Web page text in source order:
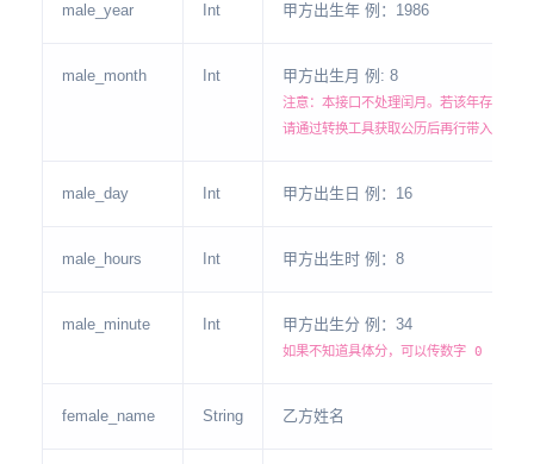
male_year Int 甲方出生年 例：1986
male_month Int 甲方出生月 例: 8
注意：本接口不处理闰月。若该年存在闰
请通过转换工具获取公历后再行带入。
male_day Int 甲方出生日 例：16
male_hours Int 甲方出生时 例：8
male_minute Int 甲方出生分 例：34
如果不知道具体分，可以传数字 0
female_name String 乙方姓名